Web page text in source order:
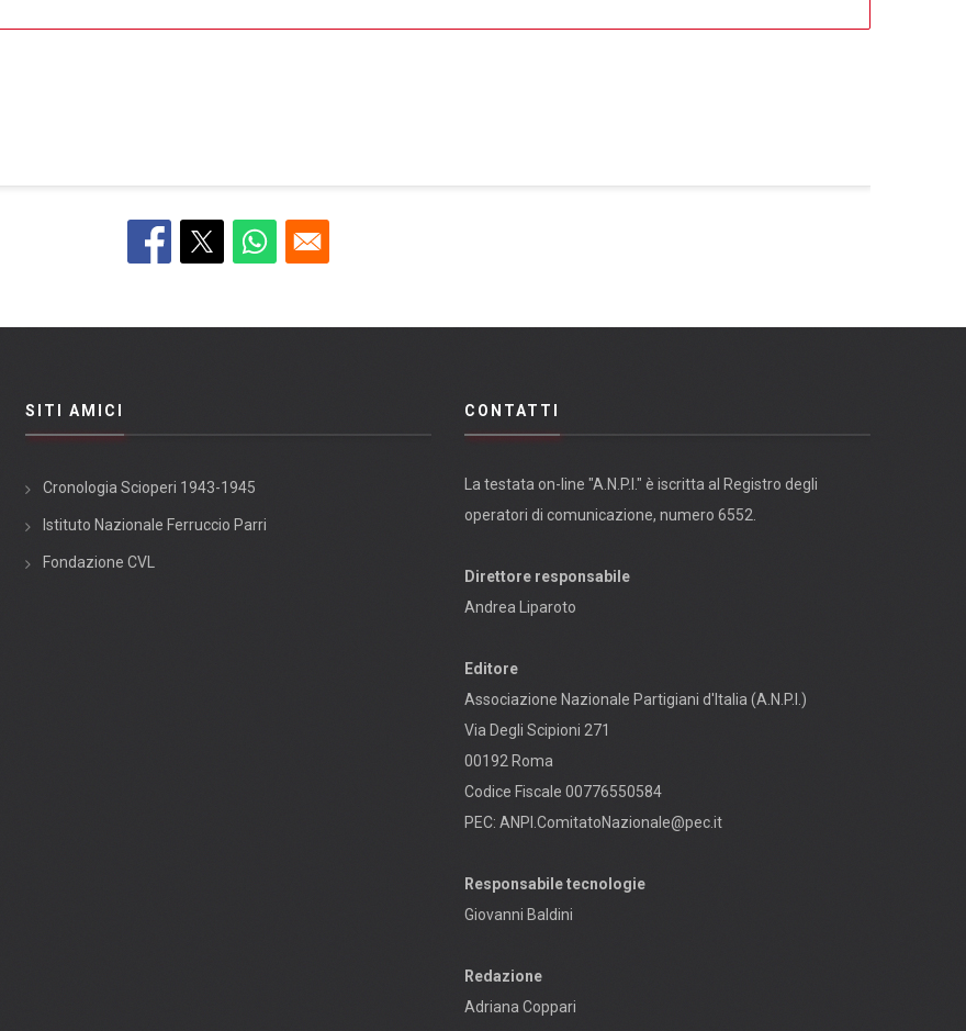
SITI AMICI
Cronologia Scioperi 1943-1945
Istituto Nazionale Ferruccio Parri
Fondazione CVL
CONTATTI
La testata on-line "A.N.P.I." è iscritta al Registro degli
operatori di comunicazione, numero 6552.
Direttore responsabile
Andrea Liparoto
Editore
Associazione Nazionale Partigiani d'Italia (A.N.P.I.)
Via Degli Scipioni 271
00192 Roma
Codice Fiscale 00776550584
PEC: ANPI.ComitatoNazionale@pec.it
Responsabile tecnologie
Giovanni Baldini
Redazione
Adriana Coppari